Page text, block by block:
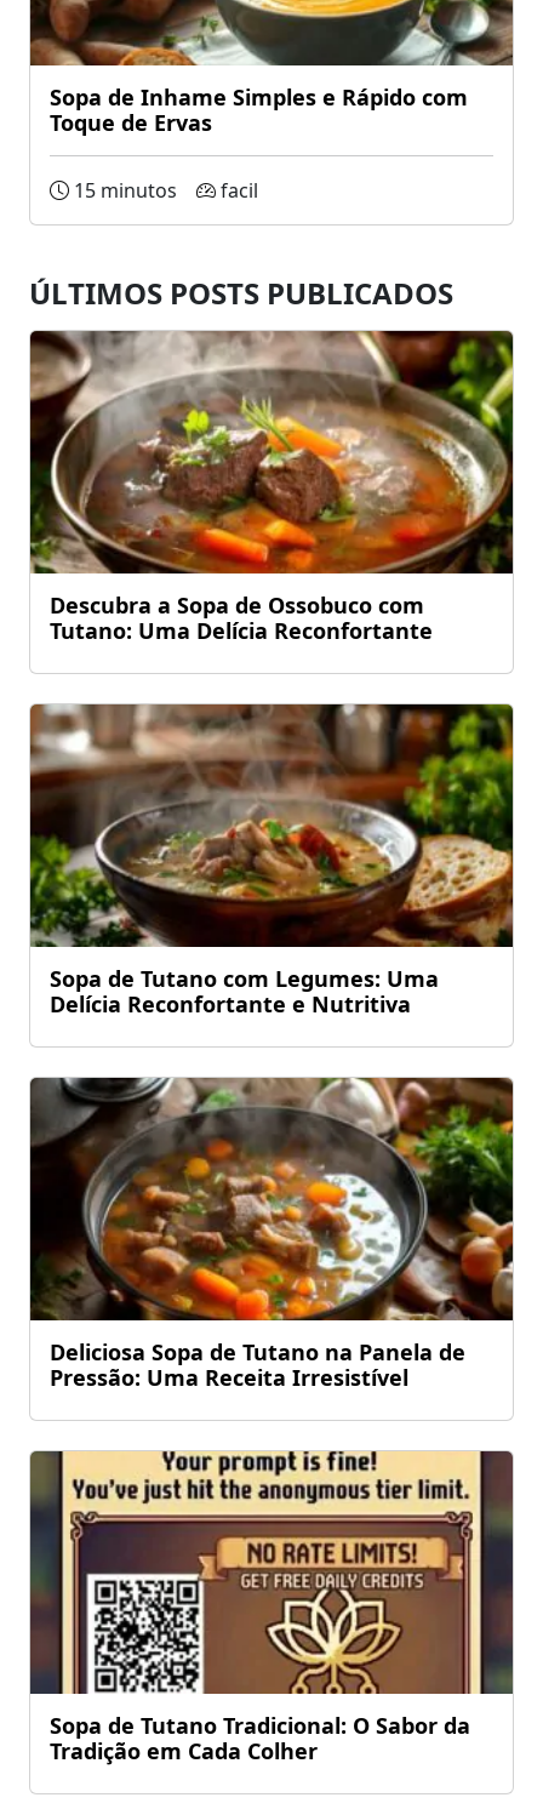
Sopa de Inhame Simples e Rápido com
Toque de Ervas
15 minutos facil
ÚLTIMOS POSTS PUBLICADOS
Descubra a Sopa de Ossobuco com
Tutano: Uma Delícia Reconfortante
Sopa de Tutano com Legumes: Uma
Delícia Reconfortante e Nutritiva
Deliciosa Sopa de Tutano na Panela de
Pressão: Uma Receita Irresistível
Sopa de Tutano Tradicional: O Sabor da
Tradição em Cada Colher